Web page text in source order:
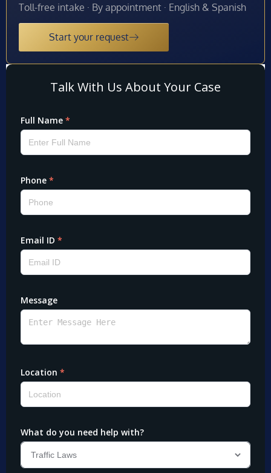
Toll-free intake · By appointment · English & Spanish
Start your request